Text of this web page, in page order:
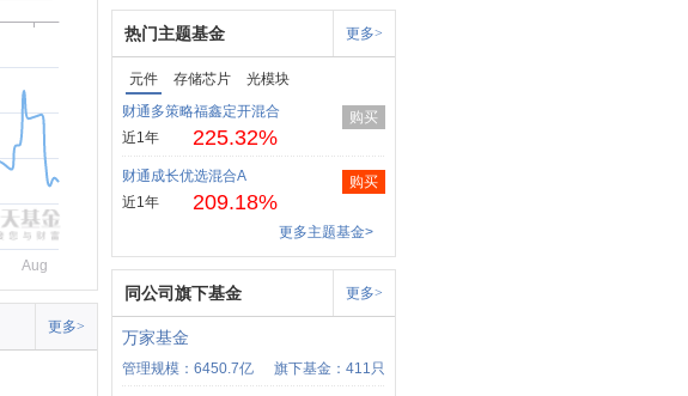
Aug
更多>
热门主题基金 更多>
元件 存储芯片
光模块
财通多策略福鑫定开混合
近1年
225.32%
购买
财通成长优选混合A
近1年
209.18%
购买
更多主题基金>
同公司旗下基金 更多>
万家基金
管理规模：6450.7亿 旗下基金：411只